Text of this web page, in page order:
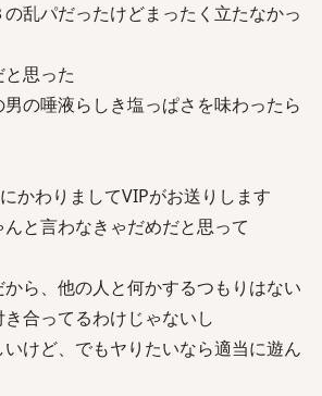
乱パだったけどまったく立たなかっ
思った
の唾液らしき塩っぱさを味わったら
かわりましてVIPがお送りします
と言わなきゃだめだと思って
ら、他の人と何かするつもりはない
合ってるわけじゃないし
けど、でもヤりたいなら適当に遊ん